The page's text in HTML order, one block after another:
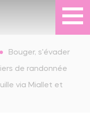
Bouger, s'évader
de randonnée
via Miallet et